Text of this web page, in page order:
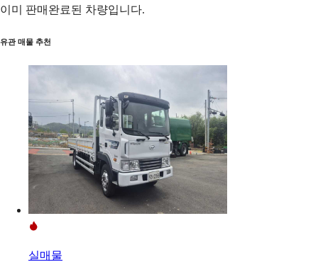
이미 판매완료된 차량입니다.
유관 매물 추천
실매물